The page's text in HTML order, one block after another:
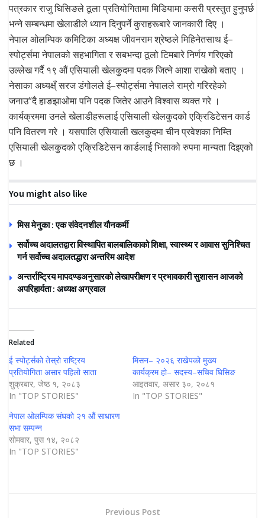
पत्रकार राजु घिसिङले ठूला प्रतियोगितामा मिडियामा कसरी प्रस्तुत हुनुपर्छ
भन्ने सम्बन्धमा खेलाडीले ध्यान दिनुपर्ने कुराहरूबारे जानकारी दिए ।
नेपाल ओलम्पिक कमिटिका अध्यक्ष जीवनराम श्रेष्ठले मिहिनेतसाथ ई–
स्पोर्ट्समा नेपालको सहभागिता र सबभन्दा ठूलो टिमबारे निर्णय गरिएको
उल्लेख गर्दै १९ औं एसियाली खेलकुदमा पदक जित्ने आशा राखेको बताए ।
नेसाका अध्यक्ष्ँ सरज डंगोलले ई–स्पोर्ट्समा नेपालले राम्रो गरिरहेको
जनाउ“दै हाङझाओमा पनि पदक जितेर आउने विश्वास व्यक्त गरे ।
कार्यक्रममा उनले खेलाडीहरूलाई एसियाली खेलकुदको एक्रिडिटेसन कार्ड
पनि वितरण गरे । यसपालि एसियाली खलकुदमा चीन प्रवेशका निम्ति
एसियाली खेलकुदको एक्रिडिटेसन कार्डलाई भिसाको रुपमा मान्यता दिइएको
छ ।
You might also like
मिस मेनुका : एक संवेदनशील यौनकर्मी
सर्वोच्च अदालतद्वारा विस्थापित बालबालिकाको शिक्षा, स्वास्थ्य र आवास सुनिश्चित
गर्न सर्वोच्च अदालतद्धारा अन्तरिम आदेश
अन्तर्राष्ट्रिय मापदण्डअनुसारको लेखापरीक्षण र प्रभावकारी सुशासन आजको
अपरिहार्यता : अध्यक्ष अग्रवाल
Related
ई स्पोर्ट्सको तेस्रो राष्ट्रिय
प्रतियोगिता असार पहिलो साता
शुक्रबार, जेष्ठ १, २०८३
In "TOP STORIES"
मिसन– २०२६ राखेपको मुख्य
कार्यक्रम हो– सदस्य–सचिव घिसिङ
आइतवार, असार ३०, २०८१
In "TOP STORIES"
नेपाल ओलम्पिक संघको २१ औं साधारण
सभा सम्पन्न
सोमवार, पुस १४, २०८२
In "TOP STORIES"
Previous Post